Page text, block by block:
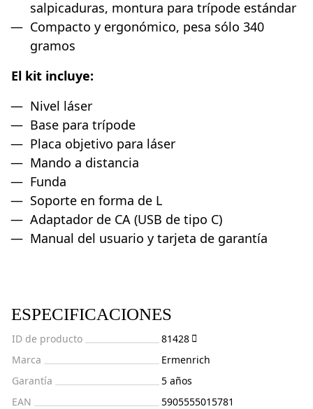
salpicaduras, montura para trípode estándar
Compacto y ergonómico, pesa sólo 340
gramos
El kit incluye:
Nivel láser
Base para trípode
Placa objetivo para láser
Mando a distancia
Funda
Soporte en forma de L
Adaptador de CA (USB de tipo C)
Manual del usuario y tarjeta de garantía
ESPECIFICACIONES
ID de producto
81428
Marca
Ermenrich
Garantía
5 años
EAN
5905555015781